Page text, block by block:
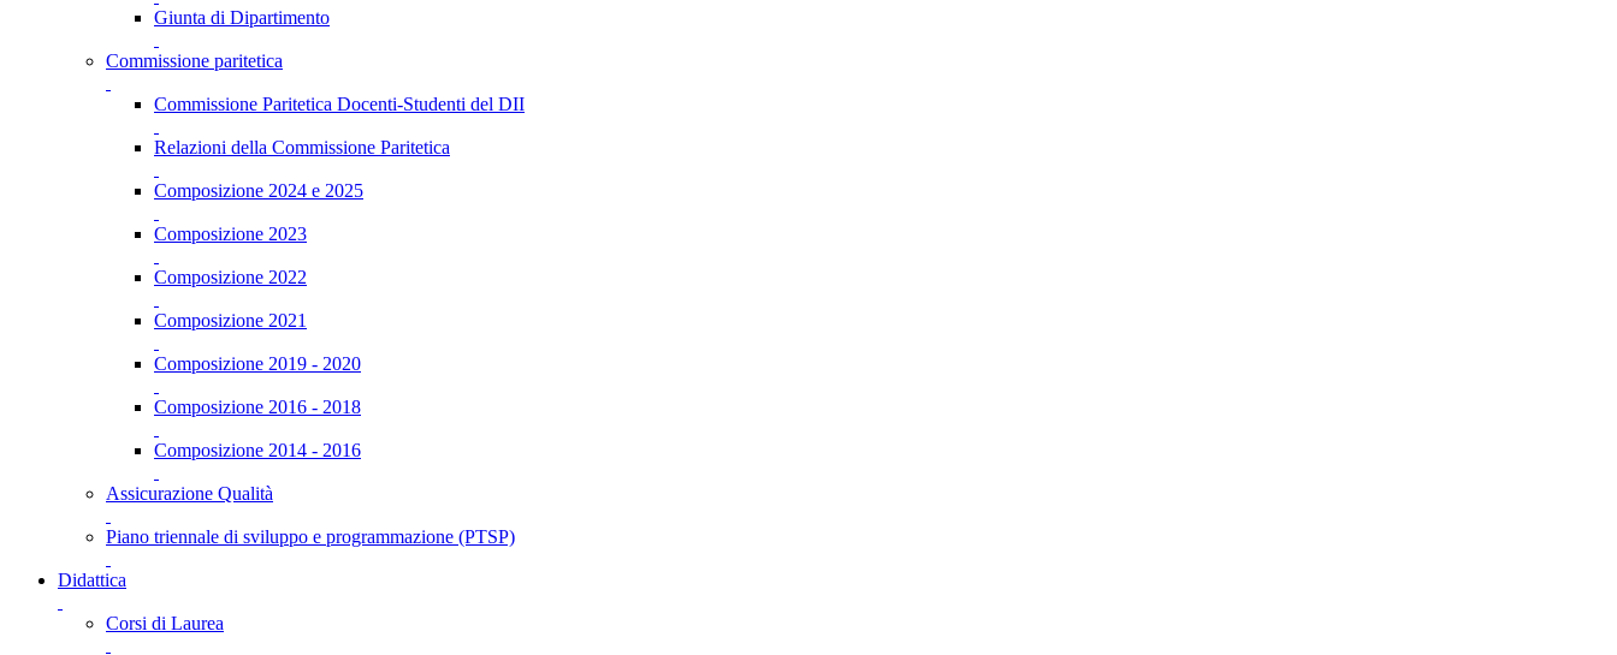
Giunta di Dipartimento
Commissione paritetica
Commissione Paritetica Docenti-Studenti del DII
Relazioni della Commissione Paritetica
Composizione 2024 e 2025
Composizione 2023
Composizione 2022
Composizione 2021
Composizione 2019 - 2020
Composizione 2016 - 2018
Composizione 2014 - 2016
Assicurazione Qualità
Piano triennale di sviluppo e programmazione (PTSP)
Didattica
Corsi di Laurea